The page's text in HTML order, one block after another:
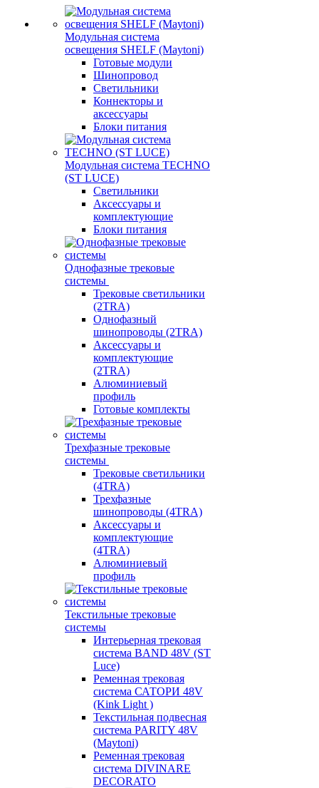
Модульная система
освещения SHELF (Maytoni)
Готовые модули
Шинопровод
Светильники
Коннекторы и
аксессуары
Блоки питания
Модульная система TECHNO
(ST LUCE)
Светильники
Аксессуары и
комплектующие
Блоки питания
Однофазные трековые
системы
Трековые светильники
(2TRA)
Однофазный
шинопроводы (2TRA)
Аксессуары и
комплектующие
(2TRA)
Алюминиевый
профиль
Готовые комплекты
Трехфазные трековые
системы
Трековые светильники
(4TRA)
Трехфазные
шинопроводы (4TRA)
Аксессуары и
комплектующие
(4TRA)
Алюминиевый
профиль
Текстильные трековые
системы
Интерьерная трековая
система BAND 48V (ST
Luce)
Ременная трековая
система САТОРИ 48V
(Kink Light )
Текстильная подвесная
система PARITY 48V
(Maytoni)
Ременная трековая
система DIVINARE
DECORATO